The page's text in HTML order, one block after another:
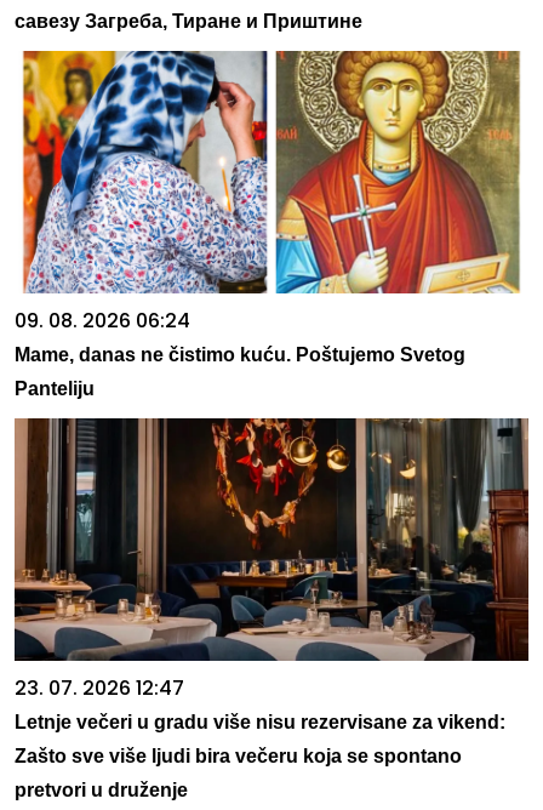
савезу Загреба, Тиране и Приштине
09. 08. 2026 06:24
Mame, danas ne čistimo kuću. Poštujemo Svetog
Panteliju
23. 07. 2026 12:47
Letnje večeri u gradu više nisu rezervisane za vikend:
Zašto sve više ljudi bira večeru koja se spontano
pretvori u druženje